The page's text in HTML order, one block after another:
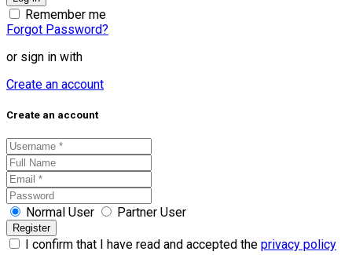
Remember me
Forgot Password?
or sign in with
Create an account
Create an account
Normal User Partner User
I confirm that I have read and accepted the privacy policy